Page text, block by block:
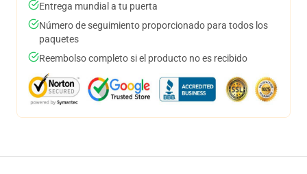
Entrega mundial a tu puerta
Número de seguimiento proporcionado para todos los
paquetes
Reembolso completo si el producto no es recibido